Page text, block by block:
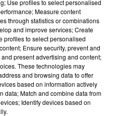
l’eau brune sort des
Use profiles to select personalised
Measure content
through statistics or combinations
and improve services; Create
profiles to select personalised
Ensure security, prevent and
present advertising and content;
These technologies may
and browsing data to offer
based on information actively
data; Match and combine data from
Identify devices based on